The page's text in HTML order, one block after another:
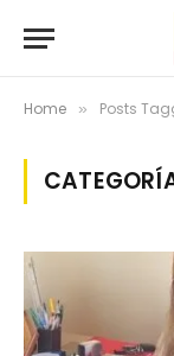
Home » Posts